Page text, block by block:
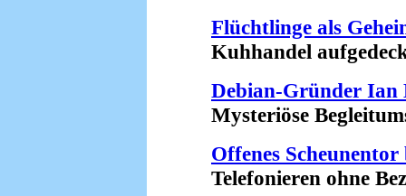
Flüchtlinge als
Kuhhandel
Debian-Gründer
Mysteriöse
Offenes
Telefonieren ohne